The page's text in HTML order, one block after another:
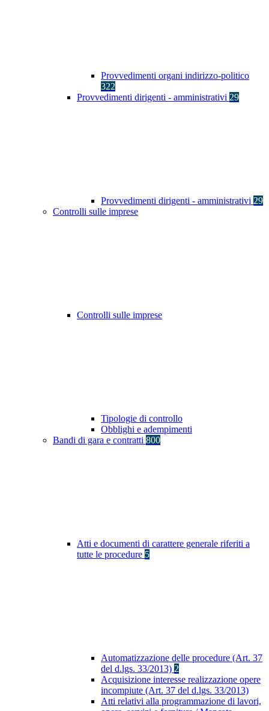
Provvedimenti organi indirizzo-politico
322
Provvedimenti dirigenti - amministrativi 29
Provvedimenti dirigenti - amministrativi 29
Controlli sulle imprese
Controlli sulle imprese
Tipologie di controllo
Obblighi e adempimenti
Bandi di gara e contratti 800
Atti e documenti di carattere generale riferiti a
tutte le procedure 5
Automatizzazione delle procedure (Art. 37
del d.lgs. 33/2013) 2
Acquisizione interesse realizzazione opere
incompiute (Art. 37 del d.lgs. 33/2013)
Atti relativi alla programmazione di lavori,